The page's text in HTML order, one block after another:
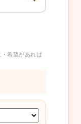
・希望があれば